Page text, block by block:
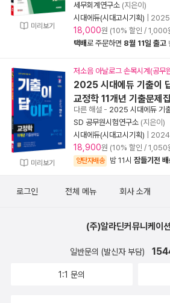
미리보기
세무회계연구소 (지은이)
시대에듀(시대고시기획)
2025
18,000원 (10% 할인 / 1,000
택배로 주문하면 8월 11일 출고
미리보기
저소음 아날로그 손목시계(공무
2025 시대에듀 기출이
교정학 11개년 기출문제집
다른 해설 - 2025 시대에듀 기
SD 공무원시험연구소 (지은이)
시대에듀(시대고시기획)
2024
18,900원 (10% 할인 / 1,050
양탄자배송 밤 11시 잠들기전
로그인 전체 메뉴 회사 소개
(주)알라딘커뮤니케이션
일반문의 (발신자 부담)
1:1 문의